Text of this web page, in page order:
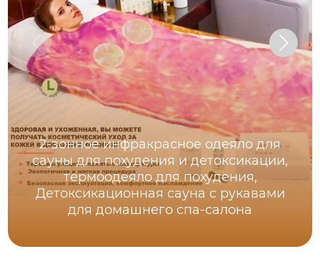
2-зонное инфракрасное одеяло для
сауны для похудения и детоксикации,
термоодеяло для похудения,
Детоксикационная сауна с рукавами
для домашнего спа-салона